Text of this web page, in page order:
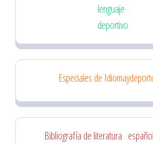
lenguaje
deportivo
Especiales de
Bibliografía de literatura